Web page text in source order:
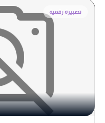
تصبيرة رقمية